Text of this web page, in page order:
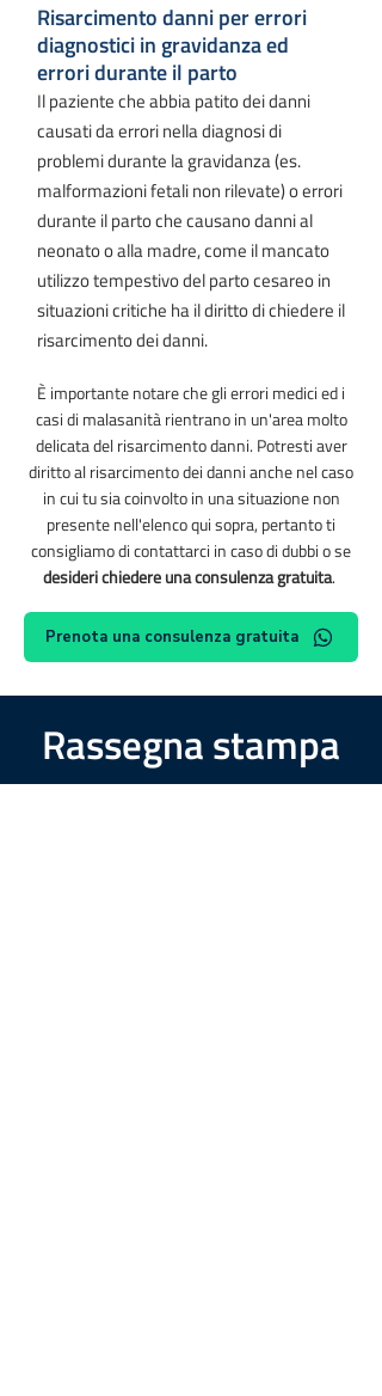
Risarcimento danni per errori
diagnostici in gravidanza ed
errori durante il parto
Il paziente che abbia patito dei danni
causati da errori nella diagnosi di
problemi durante la gravidanza (es.
malformazioni fetali non rilevate) o errori
durante il parto che causano danni al
neonato o alla madre, come il mancato
utilizzo tempestivo del parto cesareo in
situazioni critiche ha il diritto di chiedere il
risarcimento dei danni.
È importante notare che gli errori medici ed i
casi di malasanità rientrano in un'area molto
delicata del risarcimento danni. Potresti aver
diritto al risarcimento dei danni anche nel caso
in cui tu sia coinvolto in una situazione non
presente nell'elenco qui sopra, pertanto ti
consigliamo di contattarci in caso di dubbi o se
desideri chiedere una consulenza gratuita.
Prenota una consulenza gratuita
Rassegna stampa